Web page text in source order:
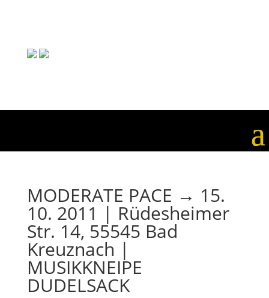
MODERATE PACE → 15.
10. 2011 | Rüdesheimer
Str. 14, 55545 Bad
Kreuznach |
MUSIKKNEIPE
DUDELSACK